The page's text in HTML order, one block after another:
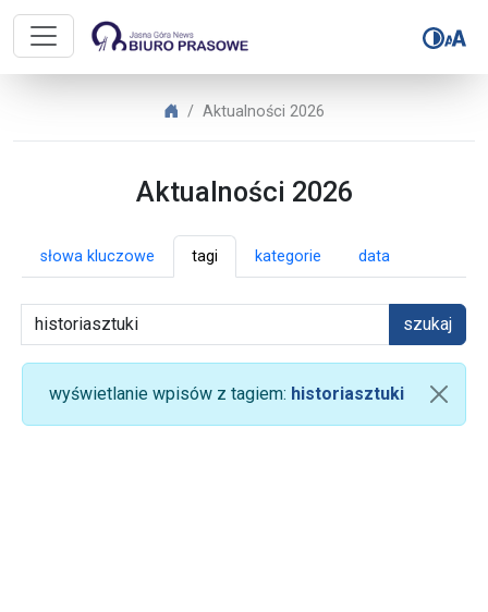
Biuro Prasowe Jasnej Góry –
Biuro Prasowe Jasnej Góry
Aktualności 2026
Aktualności 2026
słowa kluczowe tagi kategorie data
szukaj
wyświetlanie wpisów z tagiem: historiasztuki